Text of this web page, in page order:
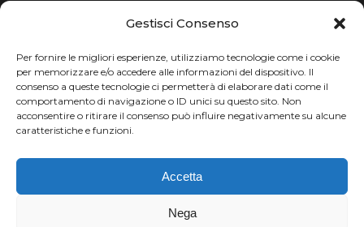
Gestisci Consenso
Per fornire le migliori esperienze, utilizziamo tecnologie come i cookie
per memorizzare e/o accedere alle informazioni del dispositivo. Il
consenso a queste tecnologie ci permetterà di elaborare dati come il
comportamento di navigazione o ID unici su questo sito. Non
acconsentire o ritirare il consenso può influire negativamente su alcune
caratteristiche e funzioni.
Accetta
Nega
SILVIA SERAFINI SONIA GLAREY TAVAGNASCO TOR DES GEANTS
TOUR MONVISO TRAIL TRAIL MONTE CASTO TROFEO KIMA
TURIN MARATHON URBAN ZEMMER VAL DI FASSA RUNNING
VALENTINA BELOTTI
VENICE MARATHON
XAVIER CHEVRIER